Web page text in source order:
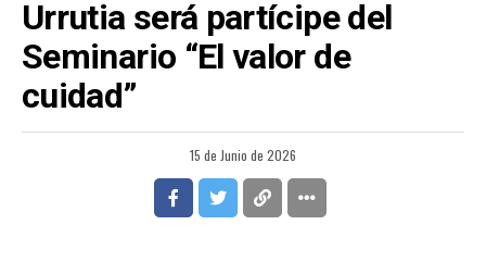
Urrutia será partícipe del
Seminario “El valor de
cuidad”
15 de Junio de 2026